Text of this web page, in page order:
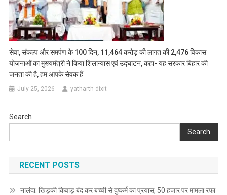
सेवा, संकल्प और समर्पण के 100 दिन, 11,464 करोड़ की लागत की 2,476 विकास
योजनाओं का मुख्यमंत्री ने किया शिलान्यास एवं उद्घाटन, कहा- यह सरकार बिहार की
जनता की है, हम आपके सेवक हैं
July 25, 2026 yatharth dixit
Search
Search
RECENT POSTS
नालंदा: खिड़की किवाड़ बंद कर बच्ची से दुष्कर्म का प्रयास, 50 हजार पर मामला रफा